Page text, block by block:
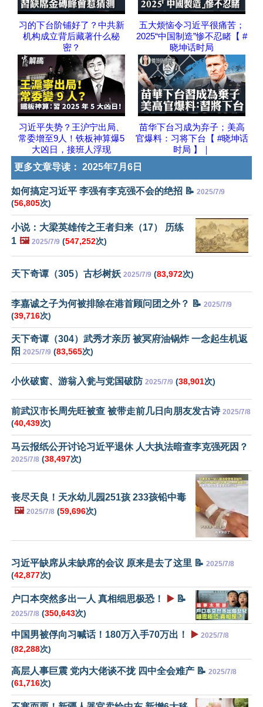
习的下台阶铺好了？中共新
机构成立背后藏著什么秘
密？
五大烦恼令习近平很痛苦；
2025“中国制造”惨不忍睹【 #
晓坤话时局
习近平失势？王沪宁出局、
常委增至9人！铁板神算爆5
大凶日，接班人浮现
苗华下台习成为弃子；美高
官爆料：习将下台【 #晓坤话
时局 】｜
更多文章导读： 2025年7月6日
如何搞定习近平 李强有李克强不会的绝招 📝 2025/7/9
(56,805次)
小说：大梁英雄传之王者归来（17） 历练
1 🖼️ 2025/7/9 (547,252次)
天下奇谭（305）古杉树妖 2025/7/9 (83,972次)
李嘉诚之子为何被排除在港首顾问团之外？ 📝 2025/7/9
(39,716次)
天下奇谭（304）武秀才亲历 被冥府油锅炸 一念起生机返
阳 2025/7/9 (83,565次)
小伙破窗、游翁入瓮与党国破防 2025/7/9 (38,901次)
前武汉市长周先旺被查 被带走前几日向朋友发古诗 2025/7/8
(40,439次)
马云报纸公开讨论习近平退休 人大执法暗查李克强死因？
2025/7/8 (38,497次)
丧尽天良！天水幼儿园251孩 233孩铅中毒
🖼️ 2025/7/8 (59,696次)
习近平缺席从未缺席的会议 原来是去了这里 📝 2025/7/8
(42,877次)
户口本突然多出一人 真相细思极恐！ ▶️ 📝
2025/7/8 (350,643次)
中国男被俘向习喊话！180万入手70万出！ ▶️ 2025/7/8
(82,288次)
高层人事巨震 党内大佬谈不拢 四中全会难产 📝 2025/7/8
(61,716次)